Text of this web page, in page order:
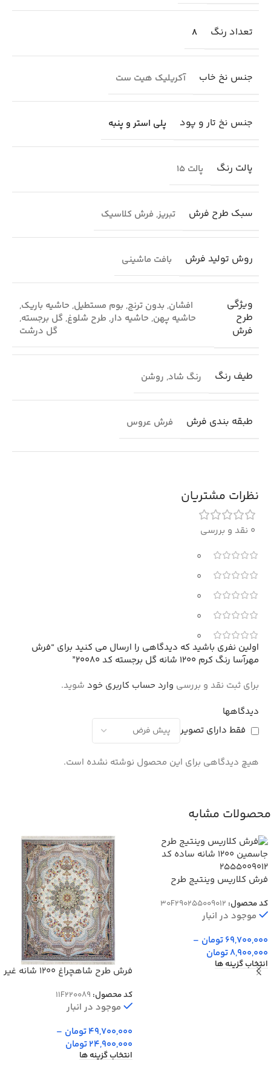
تعداد رنگ 8
جنس نخ خاب آکریلیک هیت ست
جنس نخ تار و پود پلی استر و پنبه
پالت رنگ پالت 15
سبک طرح فرش تبریز, فرش کلاسیک
روش تولید فرش بافت ماشینی
ویژگی
طرح
فرش
افشان, بدون ترنج, بوم مستطیل, حاشیه باریک,
حاشیه پهن, حاشیه دار, طرح شلوغ, گل برجسته,
گل درشت
طیف رنگ رنگ شاد, روشن
طبقه بندی فرش فرش عروس
نظرات مشتریان
0 نقد و بررسی
0
0
0
0
0
دیدگاهها
فقط دارای تصویر
هیچ دیدگاهی برای این محصول نوشته نشده است.
اولین نفری باشید که دیدگاهی را ارسال می کنید برای “فرش
مهرآسا رنگ کرم 1200 شانه گل برجسته کد 20080”
برای ثبت نقد و بررسی وارد حساب کاربری خود شوید.
محصولات مشابه
فرش کلاریس وینتیج طرح
255009012
کد محصول: 30F290255009012
موجود در انبار
69,700,000تومان –
8,900,000تومان
انتخاب گزینه ها
فرش طرح شاهچراغ 1200 شانه غیر
کد محصول: 11F220089
موجود در انبار
49,700,000تومان –
24,900,000تومان
انتخاب گزینه ها